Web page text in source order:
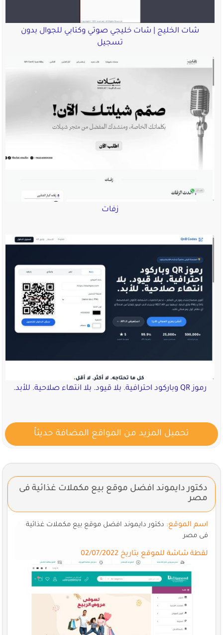
شات الخليج | شات خليجي صوتي وكتابي للجوال بدون
تسجيل
زفات
رموز QR وباركود احترافية. بلا قيود. بلا انتهاء صلاحية. للأبد.
تحميل المزيد من المواقع المضافة حديثاً
دكتور دايموند افضل موقع بيع مكملات غذائية فى
مصر
اسم الموقع:دكتور دايموند افضل موقع بيع مكملات غذائية
فى مصر
لقطة شاشة للموقع بتاريخ 02/07/2022